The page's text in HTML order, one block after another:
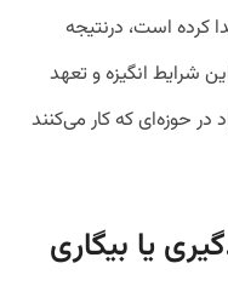
کرده است، درنتیجه
شرایط انگیزه و تعهد
در حوزه‌ای که کار می‌کنند
یا بیگاری